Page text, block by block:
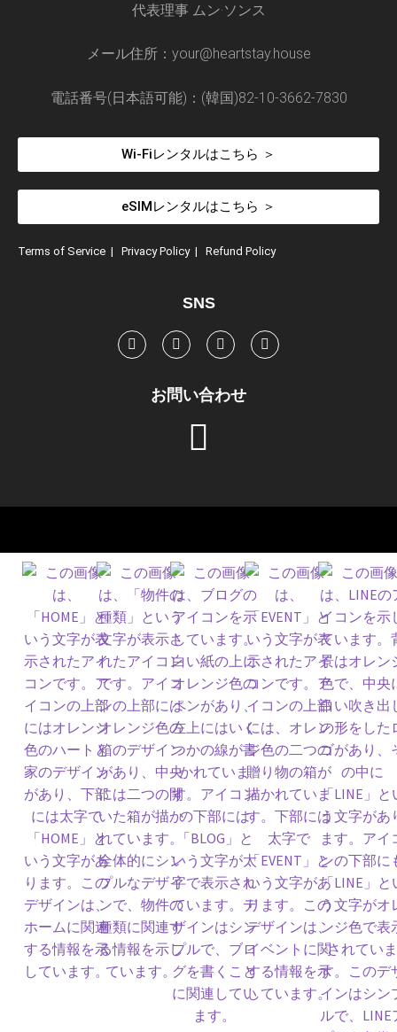
代表理事 ムン·ソンス
メール住所：your@heartstay.house
電話番号(日本語可能)：(韓国)82-10-3662-7830
Wi-Fiレンタルはこちら ＞
eSIMレンタルはこちら ＞
Terms of Service | Privacy Policy | Refund Policy
SNS
お問い合わせ